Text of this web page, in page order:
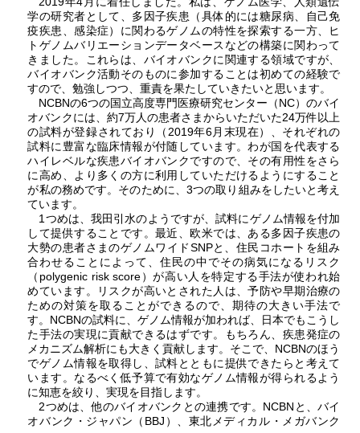
学の研究者として、多因子疾患（具体的には糖尿病、自己免
疫疾患、感染症）に関わるゲノムの特性を探索する一方、ヒ
トゲノムバリエーションデータベースなどの構築に関わって
きました。これらは、バイオバンクに関連する領域ですが、
バイオバンク活動そのものに参加することは初めての経験で
すので、勉強しつつ、重責を果たしていきたいと思います。
NCBNの6つの国立高度専門医療研究センター（NC）のバイ
オバンクには、約7万人の患者さまからいただいた24万件以上
の試料が登録されており（2019年6月末現在）、それぞれの
試料に豊富な臨床情報が付随しています。わが国を代表する
ハイレベルな疾患バイオバンクですので、その有用性をさら
に高め、より多くの方に利用していただけるようにすること
が私の務めです。そのために、3つの取り組みをしたいと考え
ています。
1つめは、我田引水のようですが、試料にゲノム情報を付加
して提供することです。最近、欧米では、ある多因子疾患の
大勢の患者さまのゲノムワイドSNPと、住民コホートを組み
合わせることによって、住民の中でその病気になるリスク
（polygenic risk score）が高い人を特定する手法が使われ始
めています。リスクが高いとされた人は、予防や早期治療の
ための対策を取ることができるので、期待の大きい手法で
す。NCBNの試料に、ゲノム情報が加われば、日本でもこうし
た手法の実現に貢献できるはずです。もちろん、疾患発症の
メカニズム解析にも大きく貢献します。そこで、NCBNのほう
でゲノム情報を取得し、試料とともに提供できたらと考えて
います。なるべく低予算で有効なゲノム情報が得られるよう
に知恵を絞り、実現を目指します。
2つめは、他のバイオバンクとの連携です。NCBNと、バイ
オバンク・ジャパン（BBJ）、東北メディカル・メガバンク